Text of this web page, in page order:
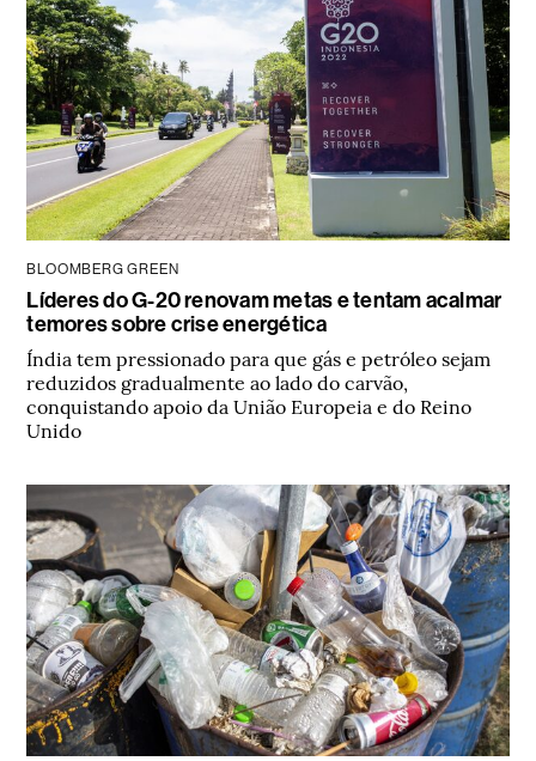
BLOOMBERG GREEN
Líderes do G-20 renovam metas e tentam acalmar
temores sobre crise energética
Índia tem pressionado para que gás e petróleo sejam
reduzidos gradualmente ao lado do carvão,
conquistando apoio da União Europeia e do Reino
Unido